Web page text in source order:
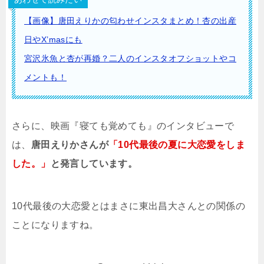
【画像】唐田えりかの匂わせインスタまとめ！杏の出産
日やX’masにも
宮沢氷魚と杏が再婚？二人のインスタオフショットやコ
メントも！
さらに、映画『寝ても覚めても』のインタビューで
は、
唐田えりかさんが「10代最後の夏に大恋愛をしま
した。」
と発言しています。
10代最後の大恋愛とはまさに東出昌大さんとの関係の
ことになりますね。